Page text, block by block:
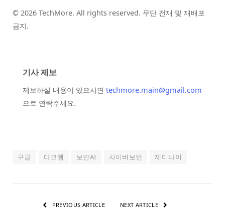
© 2026 TechMore. All rights reserved. 무단 전재 및 재배포
금지.
기사 제보
제보하실 내용이 있으시면 techmore.main@gmail.com
으로 연락주세요.
구글 다크웹 보안AI 사이버보안 제미나이
PREVIOUS ARTICLE NEXT ARTICLE